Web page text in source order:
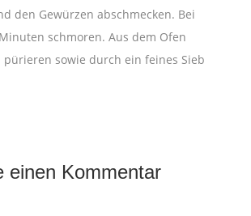
den Gewürzen abschmecken. Bei
schmoren. Aus dem Ofen
pürieren sowie durch ein feines Sieb
einen Kommentar